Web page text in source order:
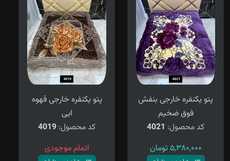
پتو یکنفره خارجی بنفش
فوق ضخیم
کد محصول: 4021
۵,۳۸۰,۰۰۰ تومان
پتو یکنفره خارجی قهوه
ایی
کد محصول: 4019
اتمام موجودی